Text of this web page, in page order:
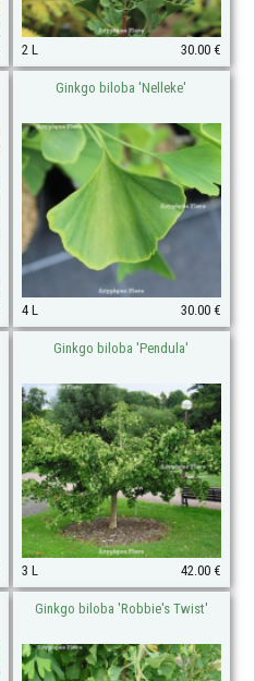
2 L 30.00 €
Ginkgo biloba 'Nelleke'
4 L 30.00 €
Ginkgo biloba 'Pendula'
3 L 42.00 €
Ginkgo biloba 'Robbie's Twist'